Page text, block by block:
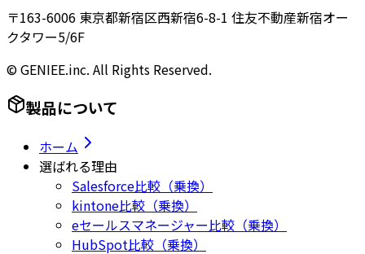
〒163-6006 東京都新宿区西新宿6-8-1 住友不動産新宿オー
クタワー5/6F
© GENIEE.inc. All Rights Reserved.
製品について
ホーム
選ばれる理由
Salesforce比較（乗換）
kintone比較（乗換）
eセールスマネージャー比較（乗換）
HubSpot比較（乗換）